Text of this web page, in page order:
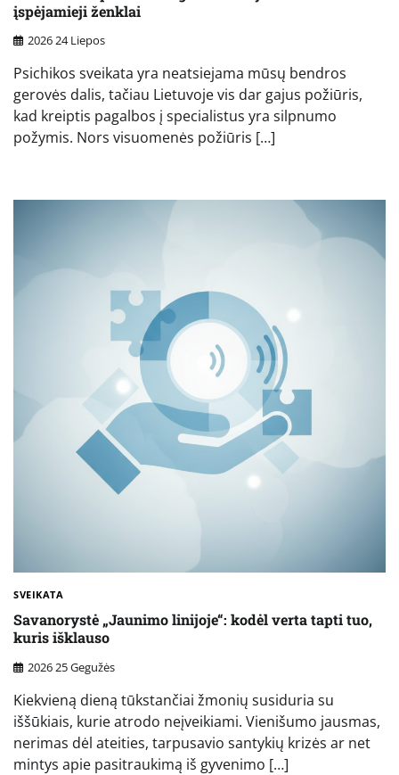
įspėjamieji ženklai
2026 24 Liepos
Psichikos sveikata yra neatsiejama mūsų bendros
gerovės dalis, tačiau Lietuvoje vis dar gajus požiūris,
kad kreiptis pagalbos į specialistus yra silpnumo
požymis. Nors visuomenės požiūris […]
SVEIKATA
Savanorystė „Jaunimo linijoje“: kodėl verta tapti tuo,
kuris išklauso
2026 25 Gegužės
Kiekvieną dieną tūkstančiai žmonių susiduria su
iššūkiais, kurie atrodo neįveikiami. Vienišumo jausmas,
nerimas dėl ateities, tarpusavio santykių krizės ar net
mintys apie pasitraukimą iš gyvenimo […]